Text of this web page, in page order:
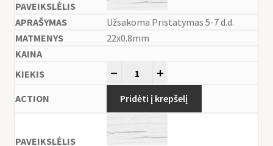
Užsakoma Pristatymas 5-7 d.d.
22x0.8mm
Pridėti į krepšelį